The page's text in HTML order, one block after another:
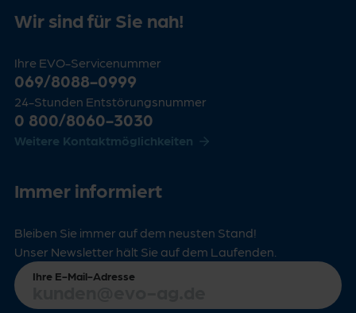
Wir sind für Sie nah!
Ihre EVO-Servicenummer
069/8088-0999
24-Stunden Entstörungsnummer
0 800/8060-3030
Weitere Kontaktmöglichkeiten
Immer informiert
Bleiben Sie immer auf dem neusten Stand!
Unser Newsletter hält Sie auf dem Laufenden.
Ihre E-Mail-Adresse